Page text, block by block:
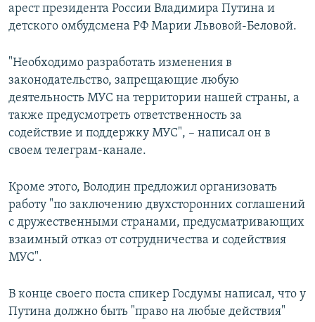
арест президента России Владимира Путина и
детского омбудсмена РФ Марии Львовой-Беловой.
"Необходимо разработать изменения в
законодательство, запрещающие любую
деятельность МУС на территории нашей страны, а
также предусмотреть ответственность за
содействие и поддержку МУС", – написал он в
своем телеграм-канале.
Кроме этого, Володин предложил организовать
работу "по заключению двухсторонних соглашений
с дружественными странами, предусматривающих
взаимный отказ от сотрудничества и содействия
МУС".
В конце своего поста спикер Госдумы написал, что у
Путина должно быть "право на любые действия"